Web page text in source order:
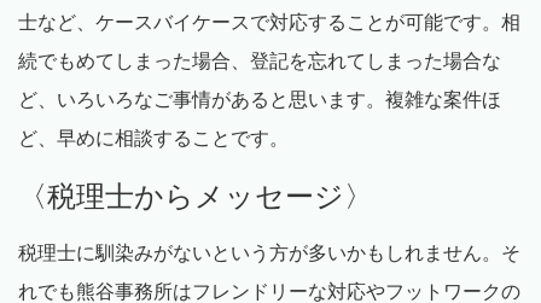
士など、ケースバイケースで対応することが可能です。相
続でもめてしまった場合、登記を忘れてしまった場合な
ど、いろいろなご事情があると思います。複雑な案件ほ
ど、早めに相談することです。
〈税理士からメッセージ〉
税理士に馴染みがないという方が多いかもしれません。そ
れでも熊谷事務所はフレンドリーな対応やフットワークの